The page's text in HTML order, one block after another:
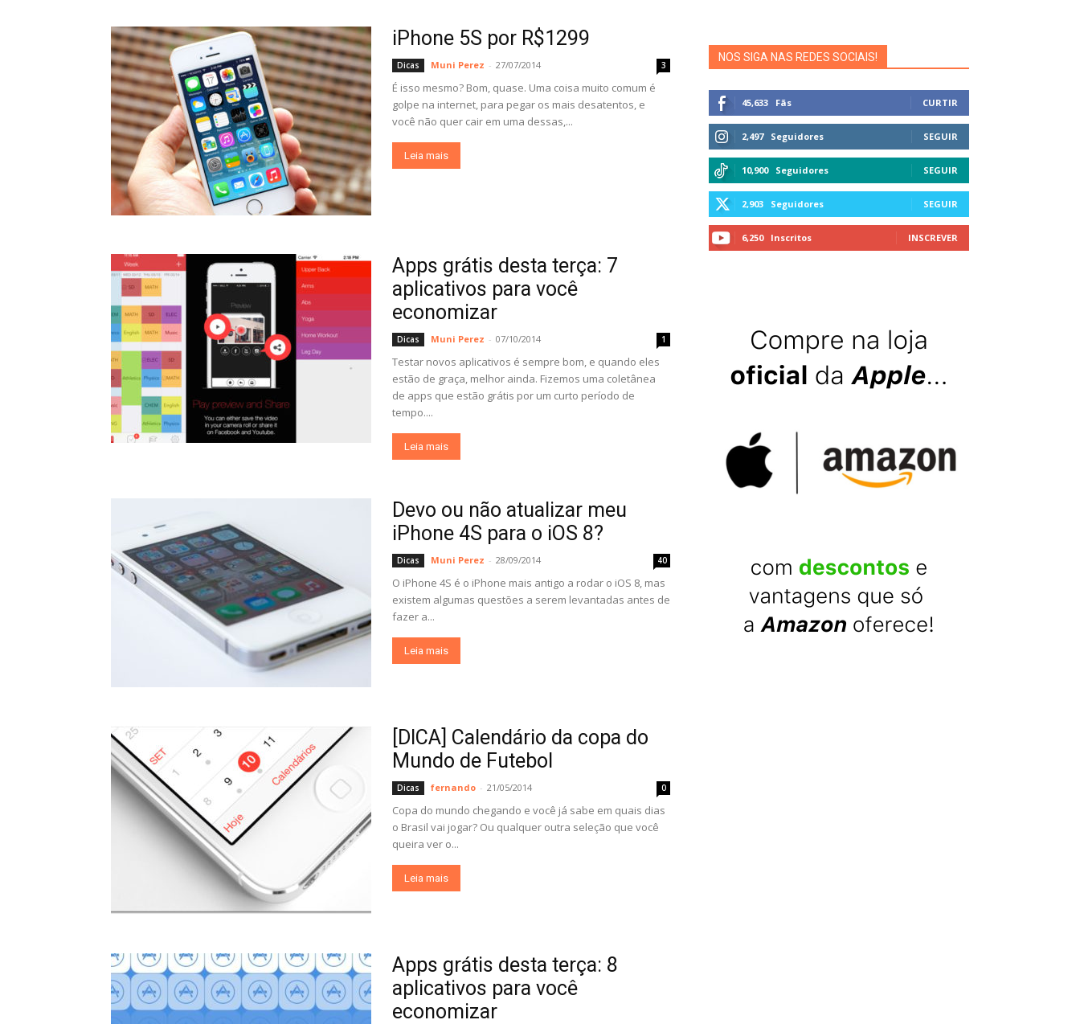
iPhone 5S por R$1299
Dicas Muni Perez - 27/07/2014 3
É isso mesmo? Bom, quase. Uma coisa muito comum é
golpe na internet, para pegar os mais desatentos, e
você não quer cair em uma dessas,...
Leia mais
Apps grátis desta terça: 7
aplicativos para você
economizar
Dicas Muni Perez - 07/10/2014 1
Testar novos aplicativos é sempre bom, e quando eles
estão de graça, melhor ainda. Fizemos uma coletânea
de apps que estão grátis por um curto período de
tempo....
Leia mais
Devo ou não atualizar meu
iPhone 4S para o iOS 8?
Dicas Muni Perez - 28/09/2014 40
O iPhone 4S é o iPhone mais antigo a rodar o iOS 8, mas
existem algumas questões a serem levantadas antes de
fazer a...
Leia mais
[DICA] Calendário da copa do
Mundo de Futebol
Dicas fernando - 21/05/2014 0
Copa do mundo chegando e você já sabe em quais dias
o Brasil vai jogar? Ou qualquer outra seleção que você
queira ver o...
Leia mais
Apps grátis desta terça: 8
aplicativos para você
economizar
NOS SIGA NAS REDES SOCIAIS!
45,633 Fãs CURTIR
2,497 Seguidores SEGUIR
10,900 Seguidores SEGUIR
2,903 Seguidores SEGUIR
6,250 Inscritos INSCREVER